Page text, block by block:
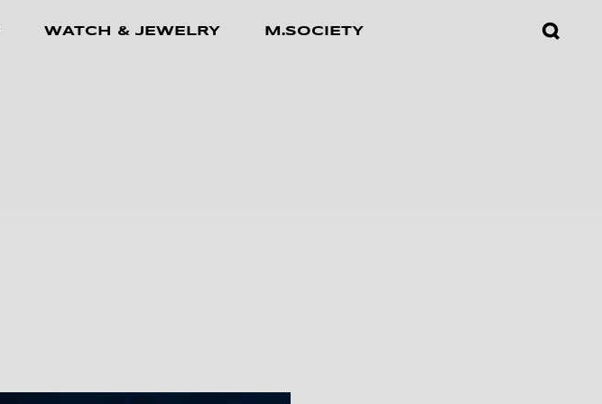
WATCH & JEWELRY M.SOCIETY